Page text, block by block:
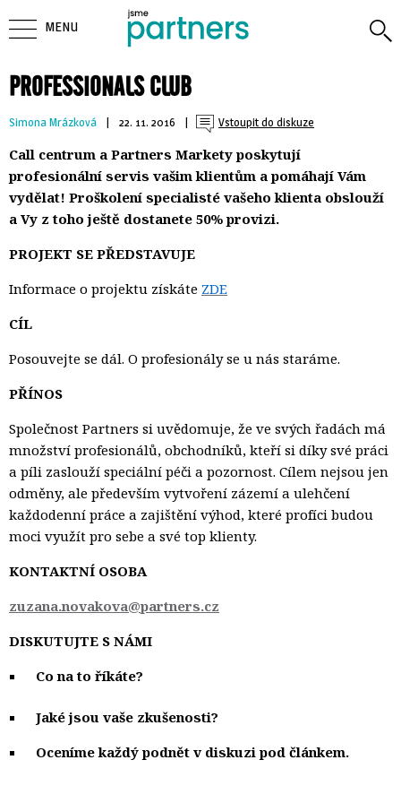
PROFESSIONALS CLUB
Simona Mrázková | 22. 11. 2016 | Vstoupit do diskuze
Call centrum a Partners Markety poskytují
profesionální servis vašim klientům a pomáhají Vám
vydělat! Proškolení specialisté vašeho klienta obslouží
a Vy z toho ještě dostanete 50% provizi.
PROJEKT SE PŘEDSTAVUJE
Informace o projektu získáte ZDE
CÍL
Posouvejte se dál. O profesionály se u nás staráme.
PŘÍNOS
Společnost Partners si uvědomuje, že ve svých řadách má
množství profesionálů, obchodníků, kteří si díky své práci
a píli zaslouží speciální péči a pozornost. Cílem nejsou jen
odměny, ale především vytvoření zázemí a ulehčení
každodenní práce a zajištění výhod, které profíci budou
moci využít pro sebe a své top klienty.
KONTAKTNÍ OSOBA
zuzana.novakova@partners.cz
DISKUTUJTE S NÁMI
Co na to říkáte?
Jaké jsou vaše zkušenosti?
Oceníme každý podnět v diskuzi pod článkem.
MENU